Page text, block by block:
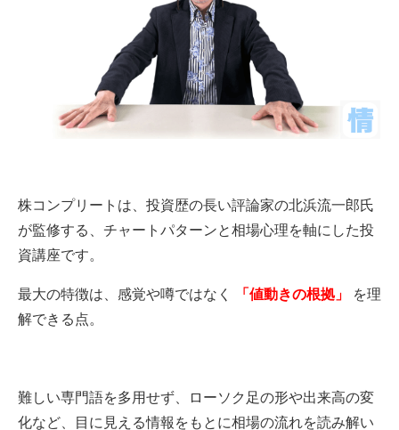
株コンプリートは、投資歴の長い評論家の北浜流一郎氏
が監修する、チャートパターンと相場心理を軸にした投
資講座です。
最大の特徴は、感覚や噂ではなく 「値動きの根拠」
を理
解できる点。
難しい専門語を多用せず、ローソク足の形や出来高の変
化など、目に見える情報をもとに相場の流れを読み解い